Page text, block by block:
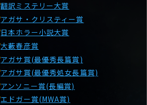
翻訳ミステリー大賞
アガサ・クリスティー賞
日本ホラー小説大賞
大藪春彦賞
アガサ賞(最優秀長篇賞)
アガサ賞(最優秀処女長篇賞)
アンソニー賞(長編賞)
エドガー賞(MWA賞)